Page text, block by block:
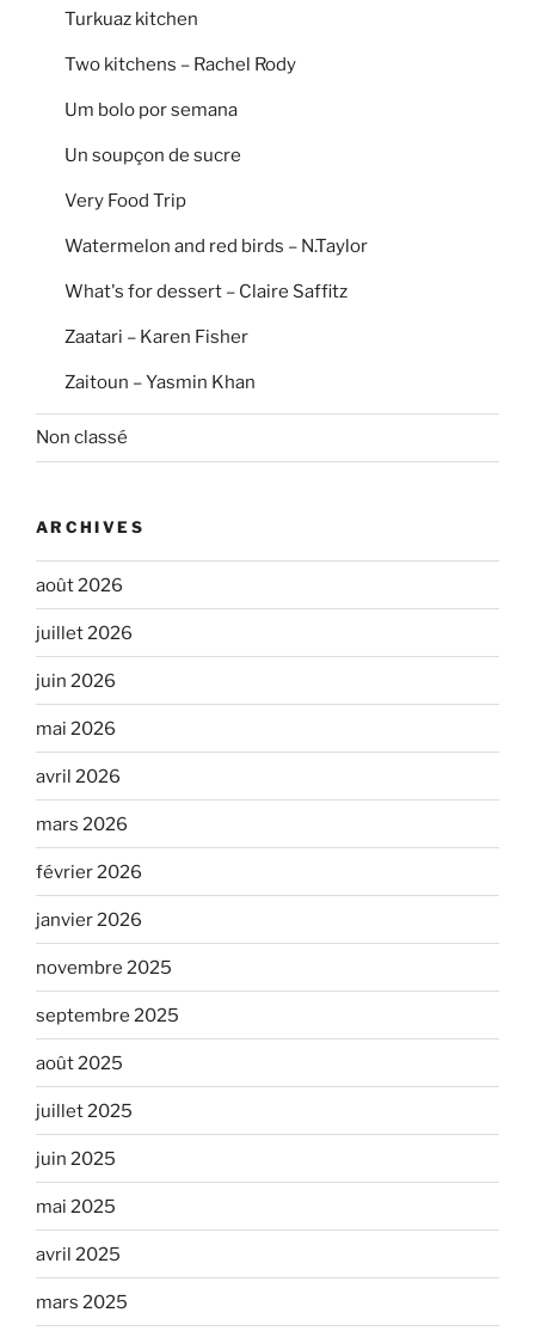
Turkuaz kitchen
Two kitchens – Rachel Rody
Um bolo por semana
Un soupçon de sucre
Very Food Trip
Watermelon and red birds – N.Taylor
What's for dessert – Claire Saffitz
Zaatari – Karen Fisher
Zaitoun – Yasmin Khan
Non classé
ARCHIVES
août 2026
juillet 2026
juin 2026
mai 2026
avril 2026
mars 2026
février 2026
janvier 2026
novembre 2025
septembre 2025
août 2025
juillet 2025
juin 2025
mai 2025
avril 2025
mars 2025